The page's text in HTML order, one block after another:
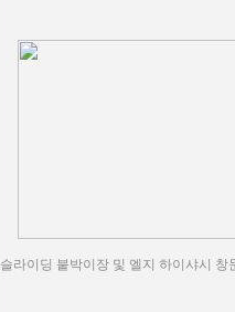
슬라이딩 붙박이장 및 엘지 하이샤시 창